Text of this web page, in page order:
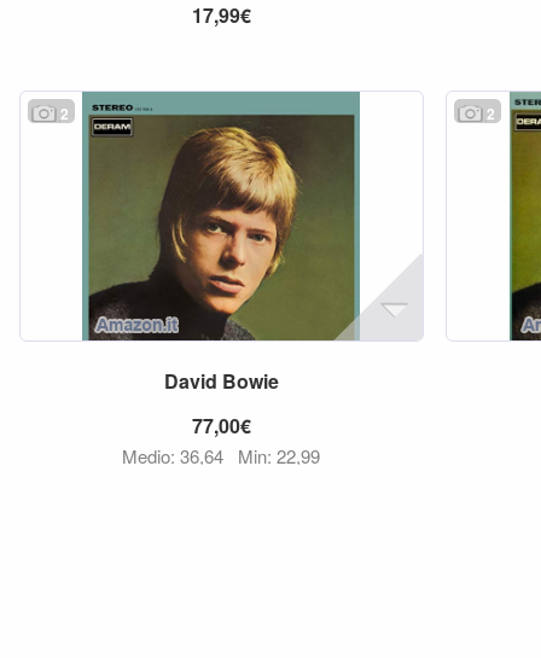
17,99€
2
David Bowie
77,00€
Medio: 36,64 Min: 22,99
2